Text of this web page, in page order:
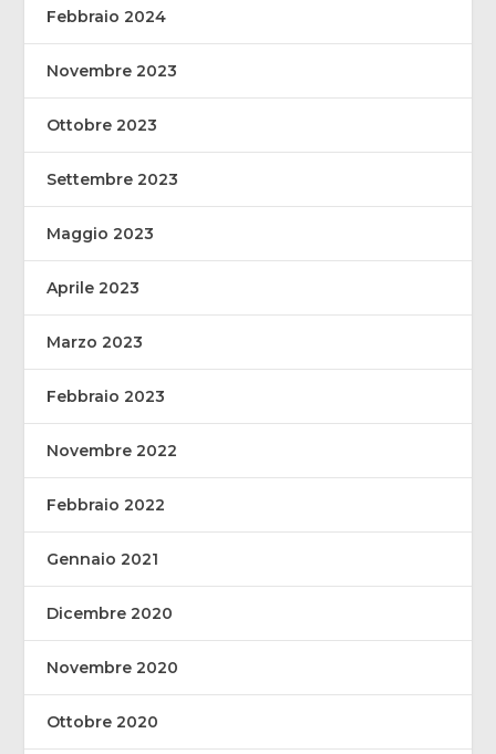
Febbraio 2024
Novembre 2023
Ottobre 2023
Settembre 2023
Maggio 2023
Aprile 2023
Marzo 2023
Febbraio 2023
Novembre 2022
Febbraio 2022
Gennaio 2021
Dicembre 2020
Novembre 2020
Ottobre 2020